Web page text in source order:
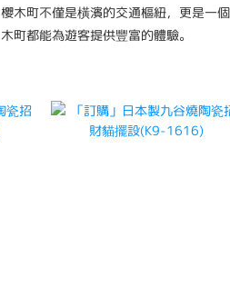
櫻木町不僅是橫濱的交通樞紐，更是一
木町都能為遊客提供豐富的體驗。